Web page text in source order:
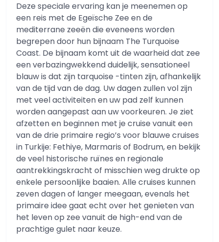
Deze speciale ervaring kan je meenemen op
een reis met de Egeïsche Zee en de
mediterrane zeeën die eveneens worden
begrepen door hun bijnaam The Turquoise
Coast. De bijnaam komt uit de waarheid dat zee
een verbazingwekkend duidelijk, sensationeel
blauw is dat zijn tarquoise -tinten zijn, afhankelijk
van de tijd van de dag. Uw dagen zullen vol zijn
met veel activiteiten en uw pad zelf kunnen
worden aangepast aan uw voorkeuren. Je ziet
afzetten en beginnen met je cruise vanuit een
van de drie primaire regio’s voor blauwe cruises
in Turkije: Fethiye, Marmaris of Bodrum, en bekijk
de veel historische ruïnes en regionale
aantrekkingskracht of misschien weg drukte op
enkele persoonlijke baaien. Alle cruises kunnen
zeven dagen of langer meegaan, evenals het
primaire idee gaat echt over het genieten van
het leven op zee vanuit de high-end van de
prachtige gulet naar keuze.